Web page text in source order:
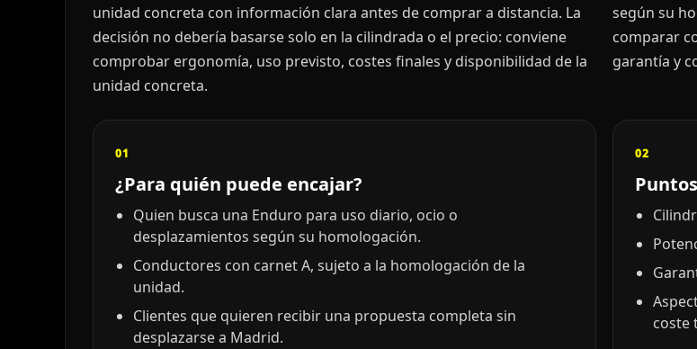
unidad concreta con información clara antes de comprar a distancia. La
decisión no debería basarse solo en la cilindrada o el precio: conviene
comprobar ergonomía, uso previsto, costes finales y disponibilidad de la
unidad concreta.
según su
comparar
garantía y
01
¿Para quién puede encajar?
Quien busca una Enduro para uso diario, ocio o
desplazamientos según su homologación.
Conductores con carnet A, sujeto a la homologación de la
unidad.
Clientes que quieren recibir una propuesta completa sin
desplazarse a Madrid.
02
coste